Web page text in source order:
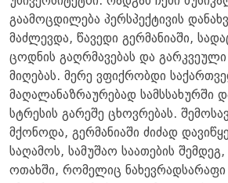
გაამოცდილება პერსპექტივის
მაძლევდა, წავედი გერმანიაში,
ცოდნის გაღრმავებას და გარკვეული
მიღებას. მერე ვფიქრობდი
მაღალანაზრაურებად სამსსახურში
სტრესის გარეშე ცხოვრებას.
მქონოდა, გერმანიაში ძიძად
საღამოს, სამუშაო საათების
ოთახში, რომელიც